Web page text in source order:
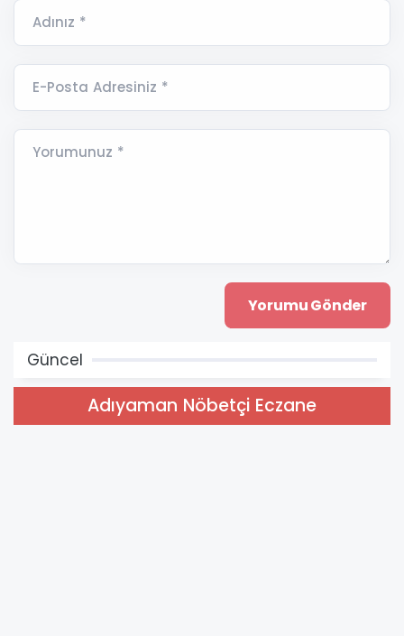
Adınız *
E-Posta Adresiniz *
Yorumunuz *
Güncel
Adıyaman Nöbetçi Eczane